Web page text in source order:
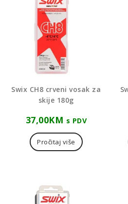
Swix CH8 crveni vosak za
skije 180g
37,00KM s PDV
Pročitaj više